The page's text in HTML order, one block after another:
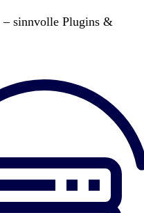
– sinnvolle Plugins &